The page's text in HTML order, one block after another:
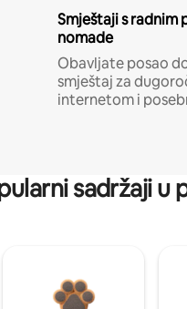
Smještaji s
nomade
Obavljate posao
smještaj za
internetom i
sadržaji u